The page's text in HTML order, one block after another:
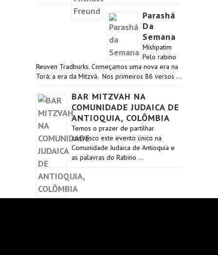
Parashá
Da
Semana
Mishpatim
Pelo rabino
Reuven Tradburks. Começamos uma nova era na
Torá: a era da Mitzvá. Nos primeiros 86 versos …
BAR MITZVAH NA
COMUNIDADE JUDAICA DE
ANTIOQUIA, COLÔMBIA
Temos o prazer de partilhar
convosco este evento único na
Comunidade Judaica de Antioquia e
as palavras do Rabino …